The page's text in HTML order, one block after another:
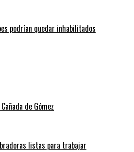
podrían quedar inhabilitados
de Gómez
listas para trabajar